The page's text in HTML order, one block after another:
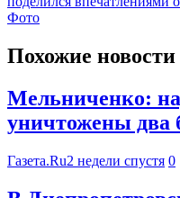
Фото
Похожие новости
Мельниченко:
уничтожены два
Газета.Ru2 недели спустя 0